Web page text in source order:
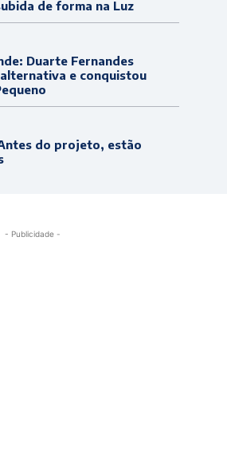
de forma na Luz
Duarte Fernandes
e conquistou
do projeto, estão
- Publicidade -